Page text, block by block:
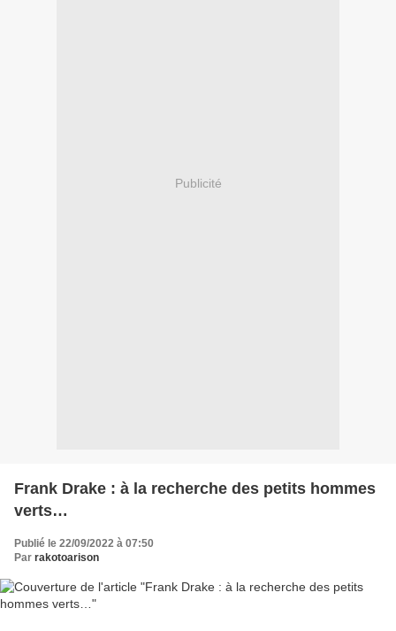
Publicité
Frank Drake : à la recherche des petits hommes
verts…
Publié le 22/09/2022 à 07:50
Par rakotoarison